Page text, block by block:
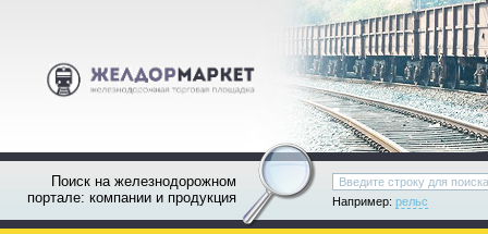
Поиск на железнодорожном
портале: компании и продукция
Например: рельс